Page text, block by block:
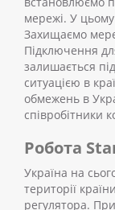
мережі. У
Захищаємо
Підключення
залишається
ситуацією в
обмежень в
співробітники
Робота
Україна на
території
регулятора.